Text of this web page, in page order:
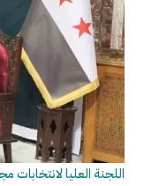
لانتخابات مجلس الشعب